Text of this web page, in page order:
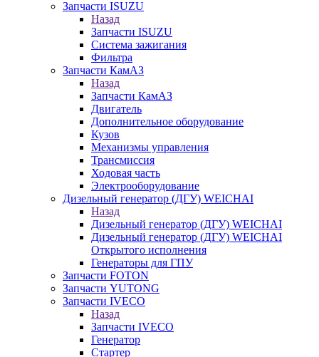
Запчасти ISUZU
Назад
Запчасти ISUZU
Система зажигания
Фильтра
Запчасти КамАЗ
Назад
Запчасти КамАЗ
Двигатель
Дополнительное оборудование
Кузов
Механизмы управления
Трансмиссия
Ходовая часть
Электрооборудование
Дизельный генератор (ДГУ) WEICHAI
Назад
Дизельный генератор (ДГУ) WEICHAI
Дизельный генератор (ДГУ) WEICHAI
Открытого исполнения
Генераторы для ГПУ
Запчасти FOTON
Запчасти YUTONG
Запчасти IVECO
Назад
Запчасти IVECO
Генератор
Стартер